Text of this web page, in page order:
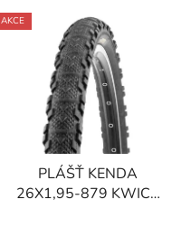
AKCE
PLÁŠŤ KENDA
26X1,95-879 KWICK